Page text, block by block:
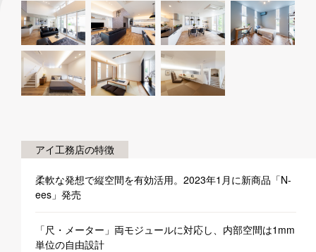
アイ工務店の特徴
柔軟な発想で縦空間を有効活用。2023年1月に新商品「N-
ees」発売
「尺・メーター」両モジュールに対応し、内部空間は1mm
単位の自由設計